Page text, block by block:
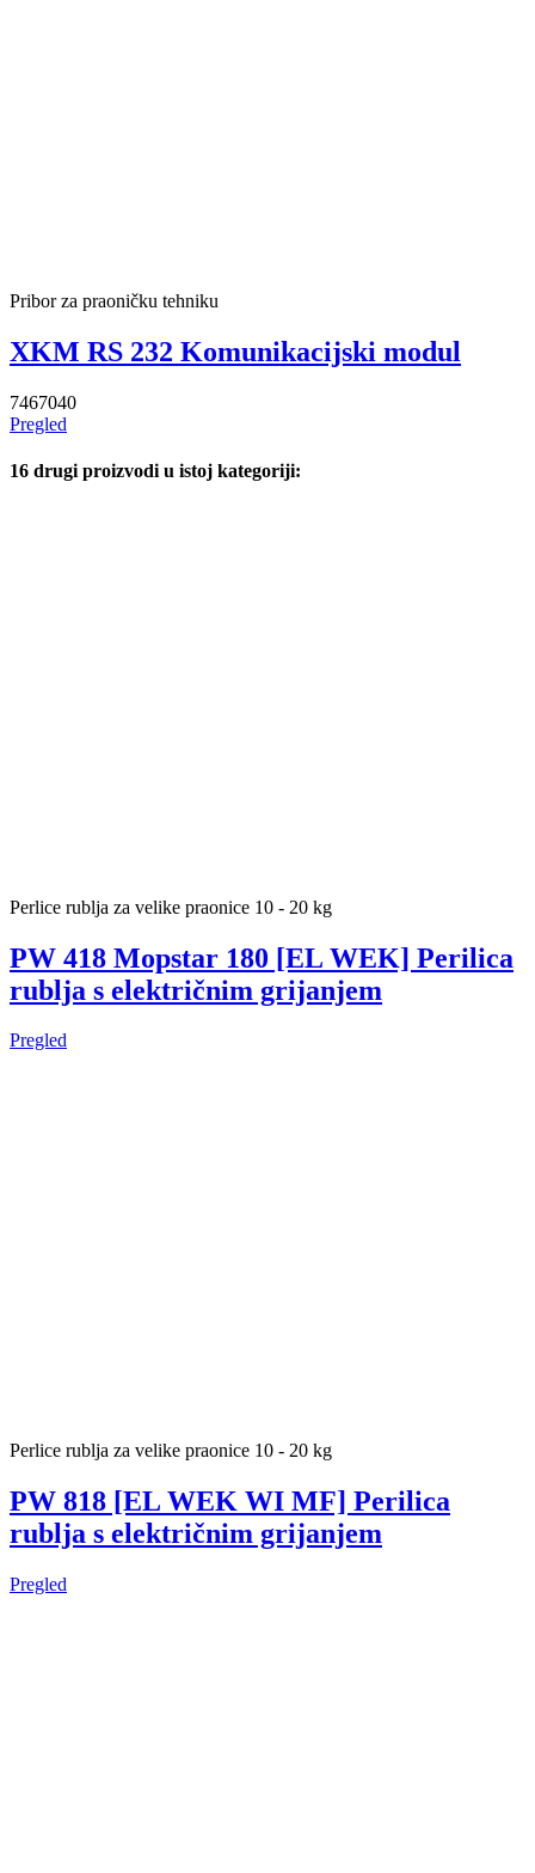
Pribor za praoničku tehniku
XKM RS 232 Komunikacijski modul
7467040
Pregled
16 drugi proizvodi u istoj kategoriji:
Perlice rublja za velike praonice 10 - 20 kg
PW 418 Mopstar 180 [EL WEK] Perilica
rublja s električnim grijanjem
Pregled
Perlice rublja za velike praonice 10 - 20 kg
PW 818 [EL WEK WI MF] Perilica
rublja s električnim grijanjem
Pregled